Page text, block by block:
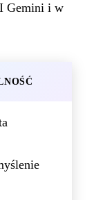
Gemini i w